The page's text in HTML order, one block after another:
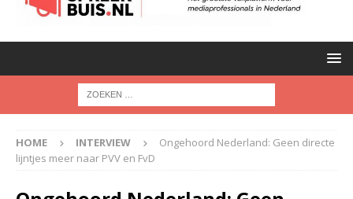
HOME INTERVIEW
Ongehoord Nederland: Geen directe
lijntjes meer naar PVV en FvD